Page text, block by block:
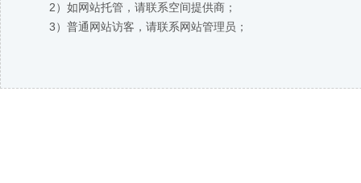
2）如网站托管，请联系空间提供商；
3）普通网站访客，请联系网站管理员；